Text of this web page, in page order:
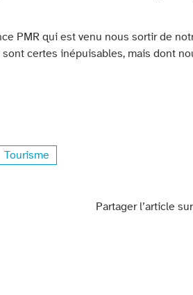
PMR qui est venu nous sortir de
certes inépuisables, mais dont
Tourisme
Partager l’article